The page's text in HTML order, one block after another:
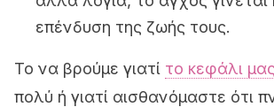
επένδυση της ζωής τους.
Το να βρούμε γιατί το κεφάλι
πολύ ή γιατί αισθανόμαστε ότι